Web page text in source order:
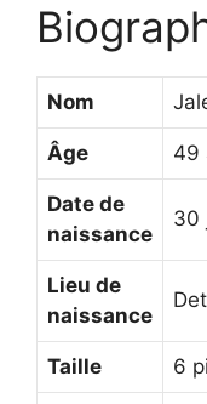
Nom
Âge 49
Date de
naissance
30
Lieu de
naissance
Taille 6